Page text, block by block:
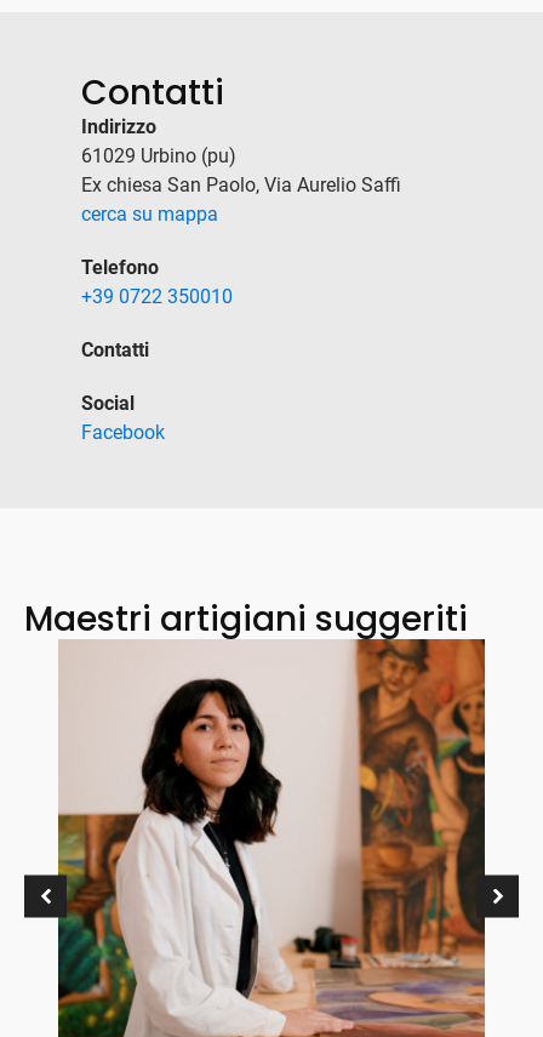
Contatti
Indirizzo
61029 Urbino (pu)
Ex chiesa San Paolo, Via Aurelio Saffi
cerca su mappa
Telefono
+39 0722 350010
Contatti
Social
Facebook
Maestri artigiani suggeriti